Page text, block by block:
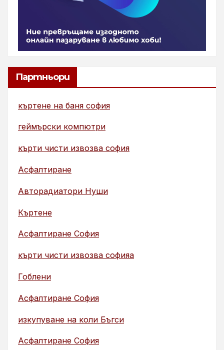
Партньори
къртене на баня софия
геймърски компютри
кърти чисти извозва софия
Асфалтиране
Авторадиатори Нуши
Къртене
Асфалтиране София
кърти чисти извозва софияа
Гоблени
Асфалтиране София
изкупуване на коли Бъгси
Асфалтиране София